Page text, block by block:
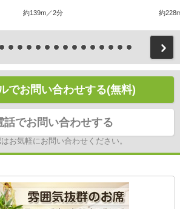
約139m／2分 約
でお問い合わせする(無料)
話でお問い合わせする
お気軽にお問い合わせください。